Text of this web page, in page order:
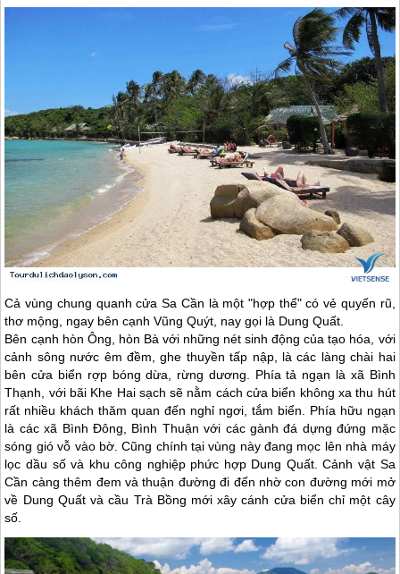
Cả vùng chung quanh cửa Sa Cần là một "hợp thể" có vẻ quyến rũ,
thơ mộng, ngay bên cạnh Vũng Quýt, nay gọi là Dung Quất.
Bên cạnh hòn Ông, hòn Bà với những nét sinh động của tạo hóa, với
cảnh sông nước êm đềm, ghe thuyền tấp nập, là các làng chài hai
bên cửa biển rợp bóng dừa, rừng dương. Phía tả ngạn là xã Bình
Thạnh, với bãi Khe Hai sạch sẽ nằm cách cửa biển không xa thu hút
rất nhiều khách thăm quan đến nghỉ ngơi, tắm biển. Phía hữu ngạn
là các xã Bình Ðông, Bình Thuận với các gành đá dựng đứng mặc
sóng gió vỗ vào bờ. Cũng chính tại vùng này đang mọc lên nhà máy
lọc dầu số và khu công nghiệp phức hợp Dung Quất. Cảnh vật Sa
Cần càng thêm đem và thuận đường đi đến nhờ con đường mới mở
về Dung Quất và cầu Trà Bồng mới xây cánh cửa biển chỉ một cây
số.